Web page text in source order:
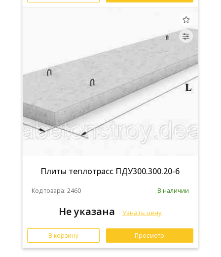
Плиты теплотрасс ПДУ300.300.20-6
Код товара: 2460 В наличии
Не указана Узнать цену
В корзину Просмотр